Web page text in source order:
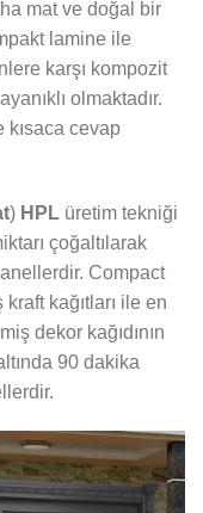
mat ve doğal bir
lamine ile
karşı kompozit
olmaktadır.
kısaca cevap
) HPL üretim tekniği
çoğaltılarak
Compact
kağıtları ile en
dekor kağıdının
90 dakika